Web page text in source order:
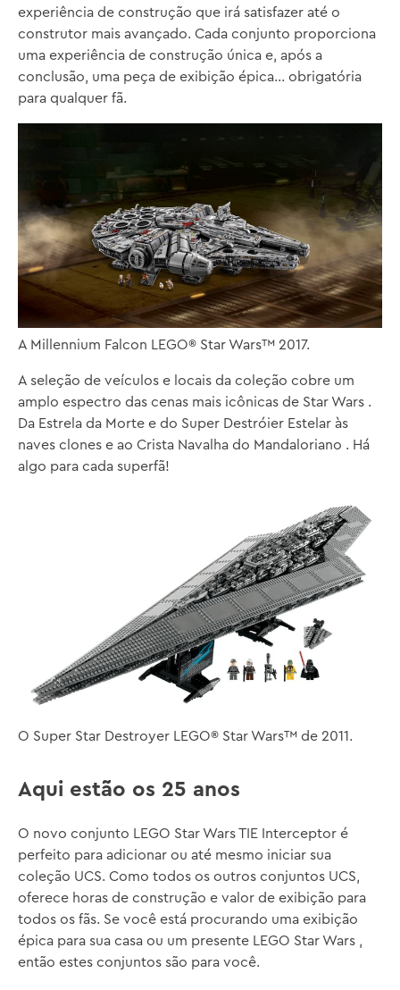
experiência de construção que irá satisfazer até o
construtor mais avançado. Cada conjunto proporciona
uma experiência de construção única e, após a
conclusão, uma peça de exibição épica... obrigatória
para qualquer fã.
A Millennium Falcon LEGO® Star Wars™ 2017.
A seleção de veículos e locais da coleção cobre um
amplo espectro das cenas mais icônicas de Star Wars .
Da Estrela da Morte e do Super Destróier Estelar às
naves clones e ao Crista Navalha do Mandaloriano . Há
algo para cada superfã!
O Super Star Destroyer LEGO® Star Wars™ de 2011.
Aqui estão os 25 anos
O novo conjunto LEGO Star Wars TIE Interceptor é
perfeito para adicionar ou até mesmo iniciar sua
coleção UCS. Como todos os outros conjuntos UCS,
oferece horas de construção e valor de exibição para
todos os fãs. Se você está procurando uma exibição
épica para sua casa ou um presente LEGO Star Wars ,
então estes conjuntos são para você.